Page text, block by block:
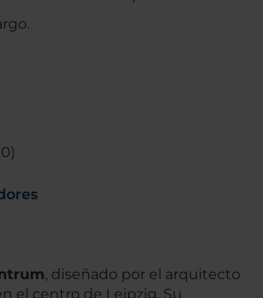
, diseñado por el arquitecto
el centro de Leipzig. Su